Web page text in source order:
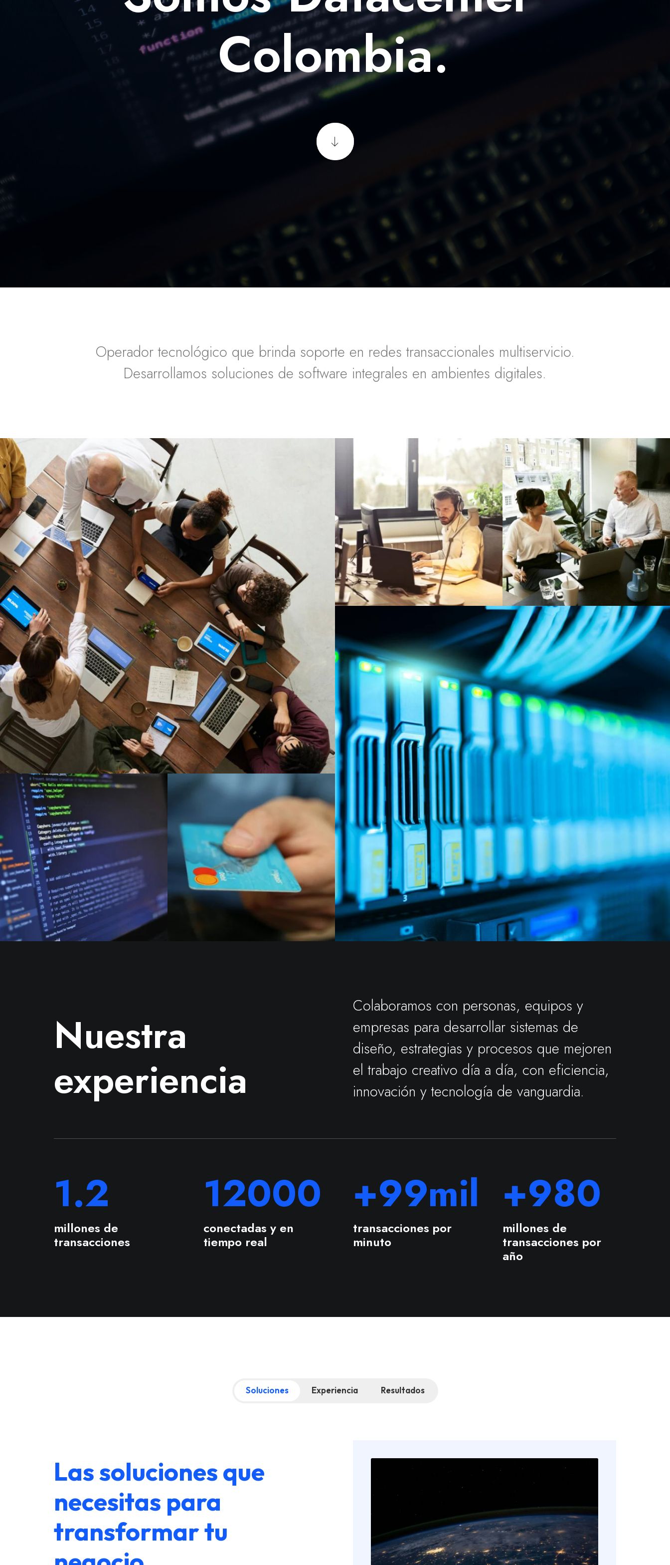
software.
Operador tecnológico que brinda soporte en redes transaccionales multiservicio.
Desarrollamos soluciones de software integrales en ambientes digitales.
Nuestra
experiencia
Colaboramos con personas, equipos y
empresas para desarrollar sistemas de
diseño, estrategias y procesos que mejoren
el trabajo creativo día a día, con eficiencia,
innovación y tecnología de vanguardia.
1.2
millones de
transacciones
12000
conectadas y en
tiempo real
+99mil
transacciones por
minuto
+980
millones de
transacciones por
año
Soluciones Experiencia Resultados
Las soluciones que
necesitas para
transformar tu